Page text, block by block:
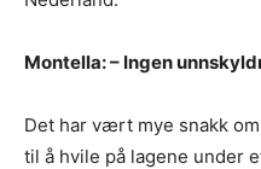
Montella: – Ingen
Det har vært mye snakk
til å hvile på lagene under